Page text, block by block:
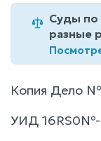
Суды по
разные
Копия Дело №
УИД